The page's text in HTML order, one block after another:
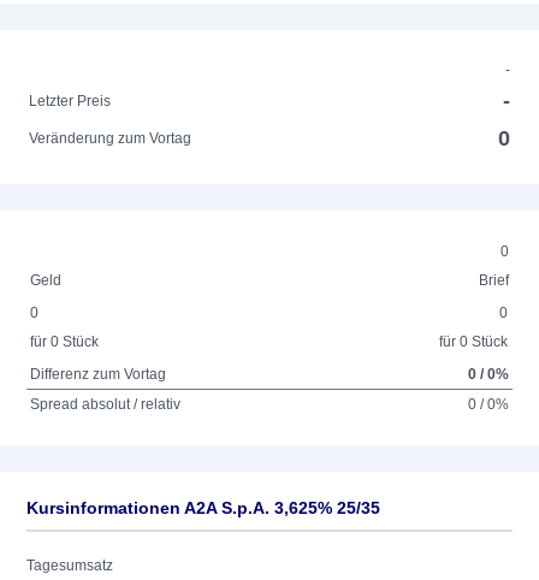
-
Letzter Preis
-
Veränderung zum Vortag 0
0
Geld
Brief
0
für 0 Stück
0
für 0 Stück
Differenz zum Vortag
0 / 0%
Spread absolut / relativ
0 / 0%
Kursinformationen A2A S.p.A. 3,625% 25/35
Tagesumsatz